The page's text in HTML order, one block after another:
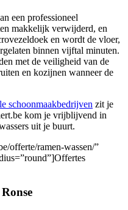
een professioneel
makkelijk verwijderd, en
en wordt de vloer,
binnen vijftal minuten.
met de veiligheid van de
en kozijnen wanneer de
schoonmaakbedrijven zit je
kom je vrijblijvend in
uit je buurt.
offerte/ramen-wassen/”